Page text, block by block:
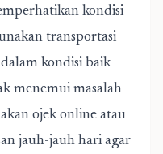
kondisi
transportasi
kondisi baik
menemui masalah
ojek online atau
jauh-jauh hari agar